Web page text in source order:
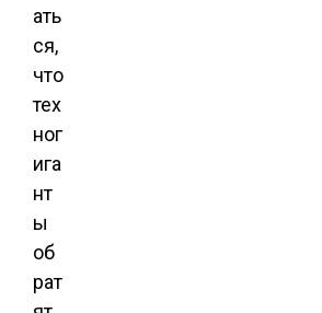
ать
ся,
что
тех
ног
ига
нт
ы
об
рат